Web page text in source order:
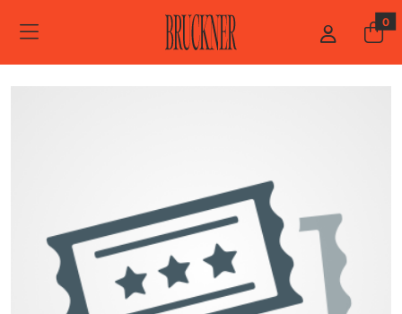
ZUM HAUPTINHALT SPRINGEN 0
STARTSEITE
VERANSTALTER*INNEN
MUSIC CIRCUS CONCERTBÜRO GMBH & CO. KG